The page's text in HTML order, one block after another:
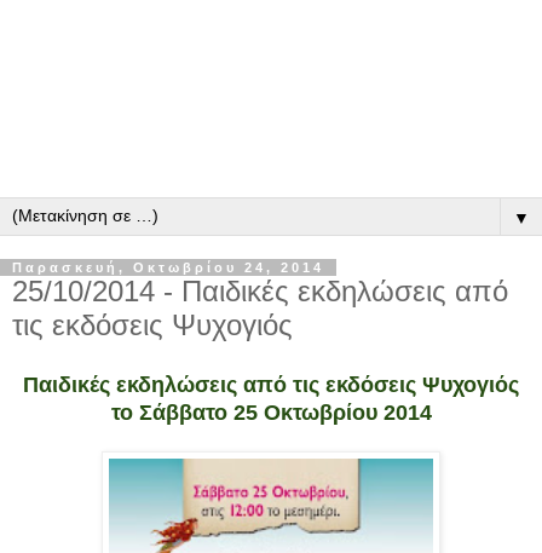
▼
Παρασκευή, Οκτωβρίου 24, 2014
25/10/2014 - Παιδικές εκδηλώσεις από
τις εκδόσεις Ψυχογιός
Παιδικές εκδηλώσεις από τις εκδόσεις Ψυχογιός
το Σάββατο 25 Οκτωβρίου 2014